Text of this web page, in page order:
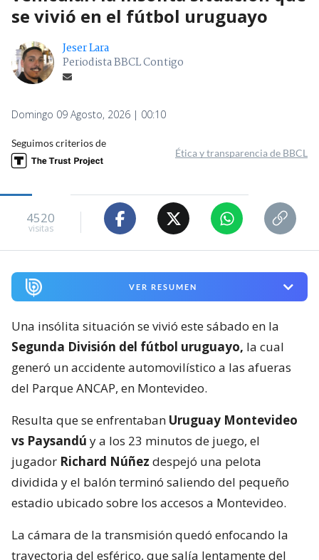
se vivió en el fútbol uruguayo
Jeser Lara
Periodista BBCL Contigo
Domingo 09 Agosto, 2026 | 00:10
Seguimos criterios de
Ética y transparencia de BBCL
4520
visitas
VER RESUMEN
Una insólita situación se vivió este sábado en la
Segunda División del fútbol uruguayo, la cual
generó un accidente automovilístico a las afueras
del Parque ANCAP, en Montevideo.
Resulta que se enfrentaban Uruguay Montevideo
vs Paysandú y a los 23 minutos de juego, el
jugador Richard Núñez despejó una pelota
dividida y el balón terminó saliendo del pequeño
estadio ubicado sobre los accesos a Montevideo.
La cámara de la transmisión quedó enfocando la
trayectoria del esférico, que salía lentamente del